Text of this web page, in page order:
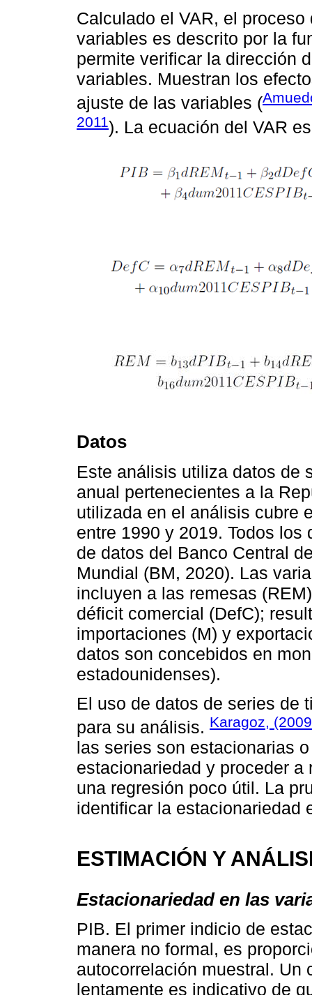
Calculado el VAR, el
variables es descrito por la
permite verificar la dirección
variables. Muestran los
ajuste de las variables (
2011). La ecuación del VAR
Datos
Este análisis utiliza datos de
anual pertenecientes a la
utilizada en el análisis cubre
entre 1990 y 2019. Todos
de datos del Banco Central
Mundial (BM, 2020). Las
incluyen a las remesas
déficit comercial (DefC);
importaciones (M) y
datos son concebidos en
estadounidenses).
El uso de datos de series de
para su análisis. Karagoz, (2009
las series son estacionarias
estacionariedad y proceder
una regresión poco útil. La
identificar la estacionariedad
ESTIMACIÓN Y
Estacionariedad en las
PIB. El primer indicio de
manera no formal, es
autocorrelación muestral. Un
lentamente es indicativo de